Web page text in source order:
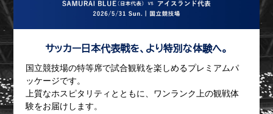
サッカー日本代表戦を、より特別な体験へ。
国立競技場の特等席で試合観戦を楽しめるプレミアムパ
ッケージです。
上質なホスピタリティとともに、ワンランク上の観戦体
験をお届けします。